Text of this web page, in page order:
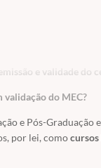
e validade do
do MEC?
e Pós-
por lei, como